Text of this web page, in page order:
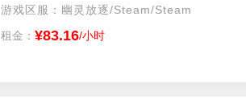
游戏区服：幽灵放逐/Steam/Steam
租金： ¥83.16/小时